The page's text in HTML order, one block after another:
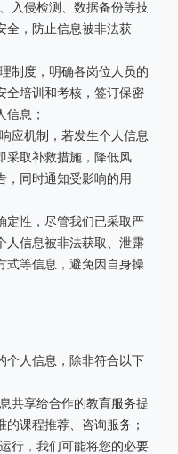
入侵检测、数据备份等技
全，防止信息被非法获
制度，明确各岗位人员的
全培训和考核，签订保密
息；
应机制，若发生个人信息
采取补救措施，降低风
，同时通知受影响的用
定性，尽管我们已采取严
人信息被非法获取、泄露
式等信息，避免因自身操
个人信息，除非符合以下
共享给合作的教育服务提
课程推荐、咨询服务；
行，我们可能将您的必要